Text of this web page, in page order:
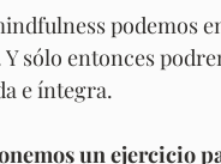
podemos
sólo entonces
e íntegra.
un ejercicio